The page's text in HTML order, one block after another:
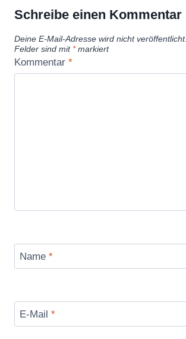
Schreibe einen Kommentar
Deine E-Mail-Adresse wird nicht veröffentlicht.
Felder sind mit *markiert
Kommentar *
Name *
E-Mail *